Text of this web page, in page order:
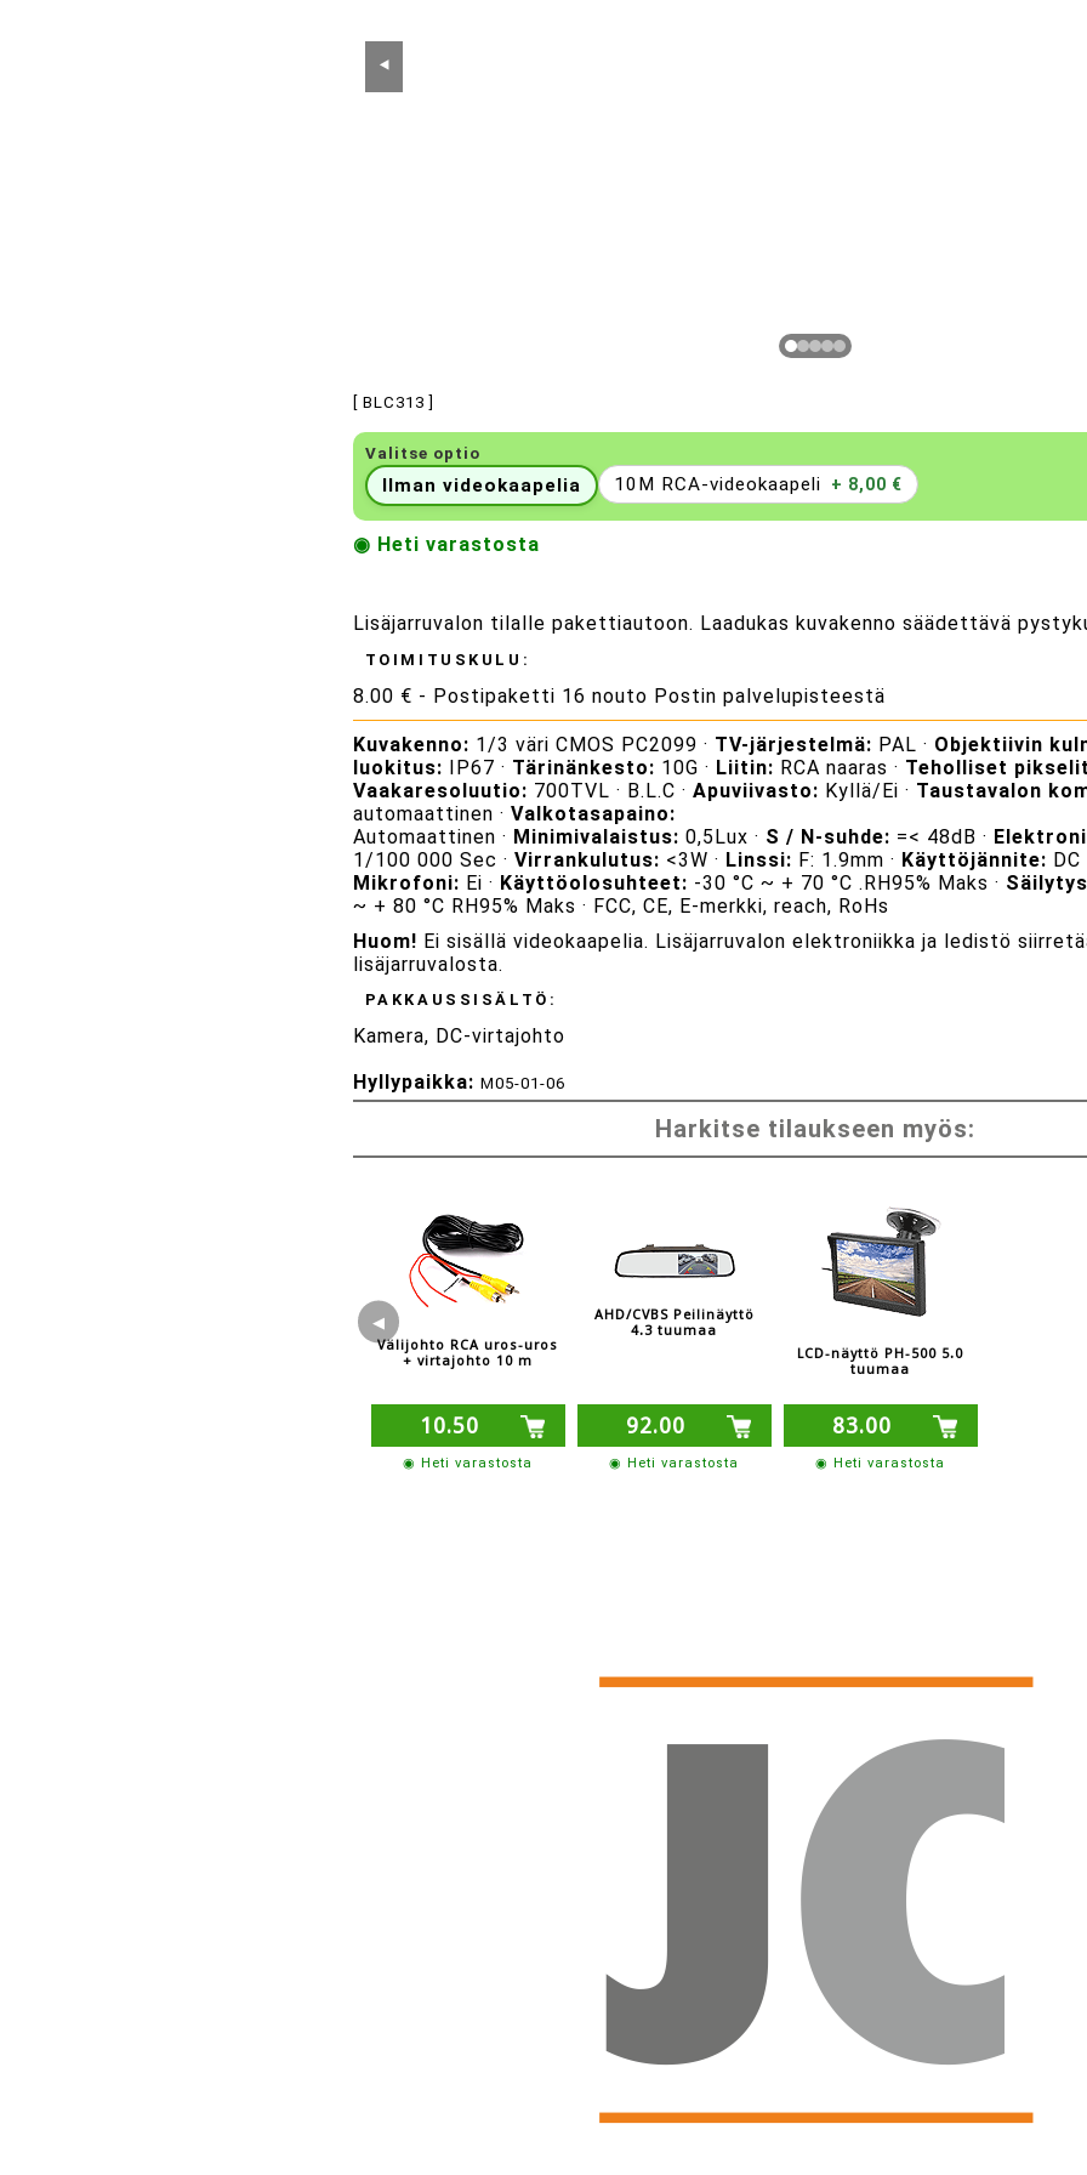
⯇
[ BLC313 ]
Valitse optio
Ilman videokaapelia 10M RCA-videokaapeli + 8,00 €
◉ Heti varastosta
Lisäjarruvalon tilalle pakettiautoon. Laadukas kuvakenno säädettävä
TOIMITUSKULU:
8.00 € - Postipaketti 16 nouto Postin palvelupisteestä
Kuvakenno: 1/3 väri CMOS PC2099 · TV-järjestelmä: PAL · Objektiivin
luokitus: IP67 · Tärinänkesto: 10G · Liitin: RCA naaras · Teholliset
Vaakaresoluutio: 700TVL · B.L.C · Apuviivasto: Kyllä/Ei · Taustavalon
automaattinen · Valkotasapaino:
Automaattinen · Minimivalaistus: 0,5Lux · S / N-suhde: =< 48dB ·
1/100 000 Sec · Virrankulutus: <3W · Linssi: F: 1.9mm · Käyttöjännite:
Mikrofoni: Ei · Käyttöolosuhteet: -30 °C ~ + 70 °C .RH95% Maks ·
~ + 80 °C RH95% Maks · FCC, CE, E-merkki, reach, RoHs
Huom! Ei sisällä videokaapelia. Lisäjarruvalon elektroniikka ja ledistö
lisäjarruvalosta.
PAKKAUSSISÄLTÖ:
Kamera, DC-virtajohto
Hyllypaikka: M05-01-06
Harkitse tilaukseen myös:
◀
Välijohto RCA uros-uros
+ virtajohto 10 m
10.50
◉ Heti varastosta
AHD/CVBS Peilinäyttö
4.3 tuumaa
92.00
◉ Heti varastosta
LCD-näyttö PH-500 5.0
tuumaa
83.00
◉ Heti varastosta